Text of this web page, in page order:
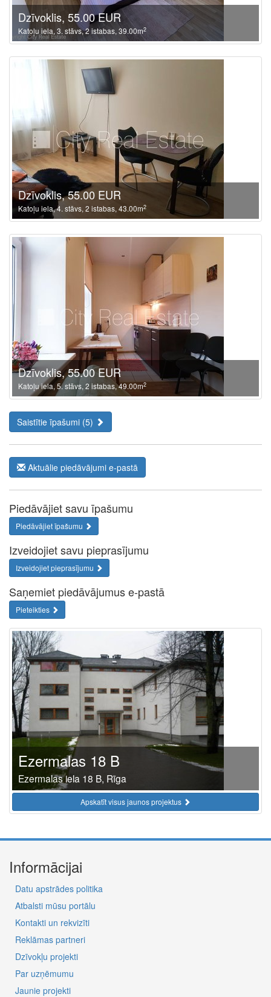
Dzīvoklis, 55.00 EUR
Katoļu iela, 3. stāvs, 2 istabas, 39.00m2
Dzīvoklis, 55.00 EUR
Katoļu iela, 4. stāvs, 2 istabas, 43.00m2
Dzīvoklis, 55.00 EUR
Katoļu iela, 5. stāvs, 2 istabas, 49.00m2
Saistītie īpašumi (5)
Aktuālie piedāvājumi e-pastā
Piedāvājiet savu īpašumu
Piedāvājiet īpašumu
Izveidojiet savu pieprasījumu
Izveidojiet pieprasījumu
Saņemiet piedāvājumus e-pastā
Pieteikties
Ezermalas 18 B
Ezermalas iela 18 B, Rīga
Apskatīt visus jaunos projektus
Informācijai
Datu apstrādes politika
Atbalsti mūsu portālu
Kontakti un rekvizīti
Reklāmas partneri
Dzīvokļu projekti
Par uzņēmumu
Jaunie projekti